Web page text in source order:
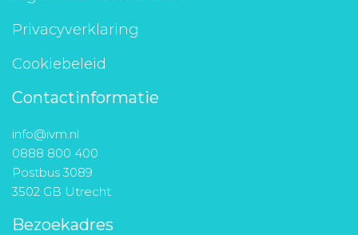
Privacyverklaring
Cookiebeleid
Contactinformatie
info@ivm.nl
0888 800 400
Postbus 3089
3502 GB Utrecht
Bezoekadres